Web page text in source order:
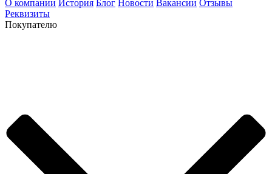
О компании История Блог Новости Вакансии Отзывы
Реквизиты
Покупателю